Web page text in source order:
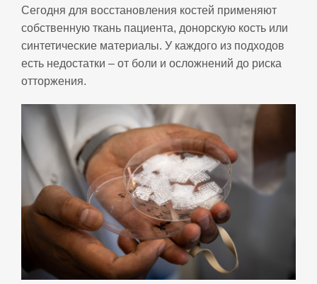
Сегодня для восстановления костей применяют
собственную ткань пациента, донорскую кость или
синтетические материалы. У каждого из подходов
есть недостатки – от боли и осложнений до риска
отторжения.